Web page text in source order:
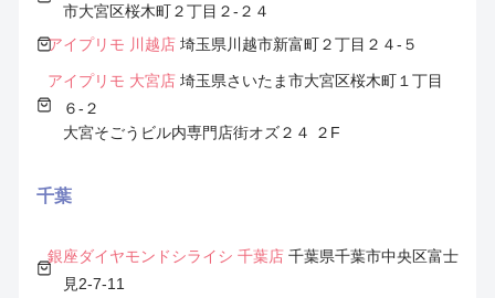
市大宮区桜木町２丁目２-２４
アイプリモ 川越店 埼玉県川越市新富町２丁目２４-５
アイプリモ 大宮店 埼玉県さいたま市大宮区桜木町１丁目
６-２
大宮そごうビル内専門店街オズ２４ ２F
千葉
銀座ダイヤモンドシライシ 千葉店 千葉県千葉市中央区富士
見2-7-11